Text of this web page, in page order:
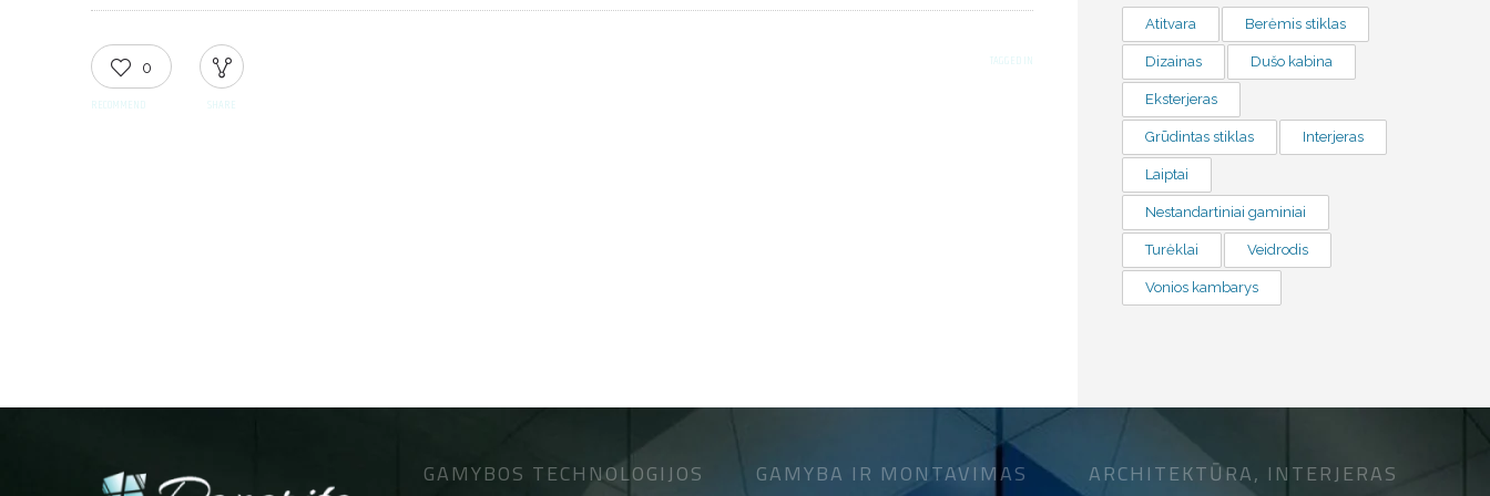
0
RECOMMEND SHARE
TAGGED IN
Atitvara Berėmis stiklas
Dizainas Dušo kabina
Eksterjeras
Grūdintas stiklas Interjeras
Laiptai
Nestandartiniai gaminiai
Turėklai Veidrodis
Vonios kambarys
GAMYBOS TECHNOLOGIJOS GAMYBA IR MONTAVIMAS ARCHITEKTŪRA, INTERJERAS